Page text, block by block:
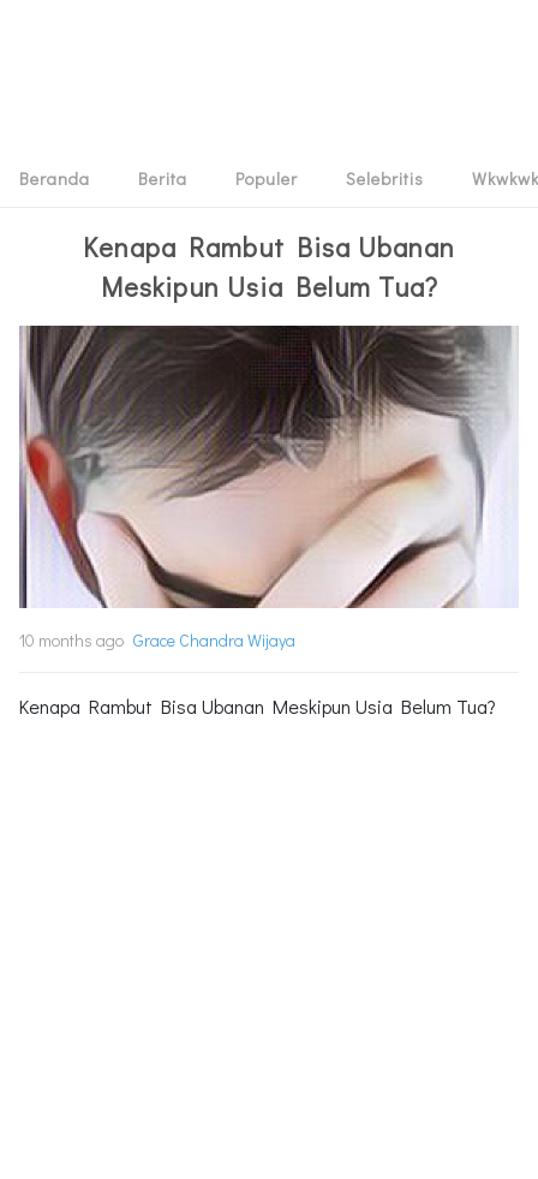
Beranda Berita Populer Selebritis Wkwkwk
Kenapa Rambut Bisa Ubanan
Meskipun Usia Belum Tua?
10 months ago Grace Chandra Wijaya
Kenapa Rambut Bisa Ubanan Meskipun Usia Belum Tua?